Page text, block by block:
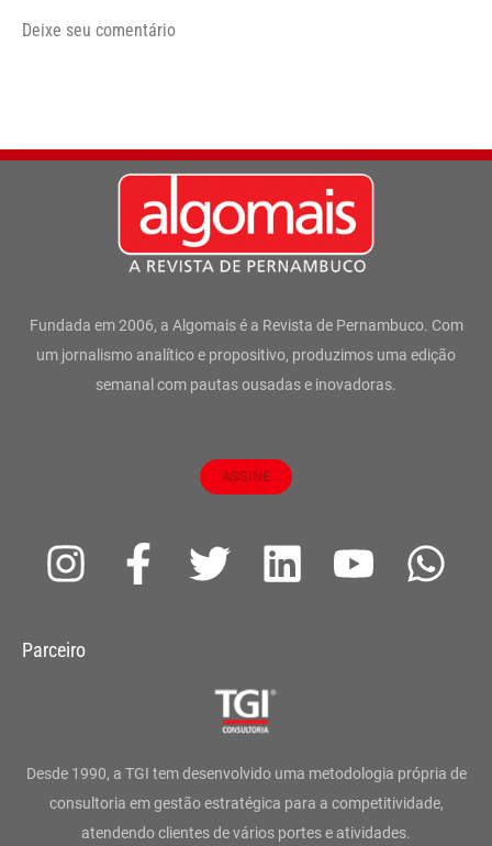
Deixe seu comentário
Fundada em 2006, a Algomais é a Revista de Pernambuco. Com
um jornalismo analítico e propositivo, produzimos uma edição
semanal com pautas ousadas e inovadoras.
ASSINE
I
s
g
r
F
a
o
o
T
t
e
r
L
d
i
Y
b
e
W
a
p
Parceiro
Desde 1990, a TGI tem desenvolvido uma metodologia própria de
consultoria em gestão estratégica para a competitividade,
atendendo clientes de vários portes e atividades.